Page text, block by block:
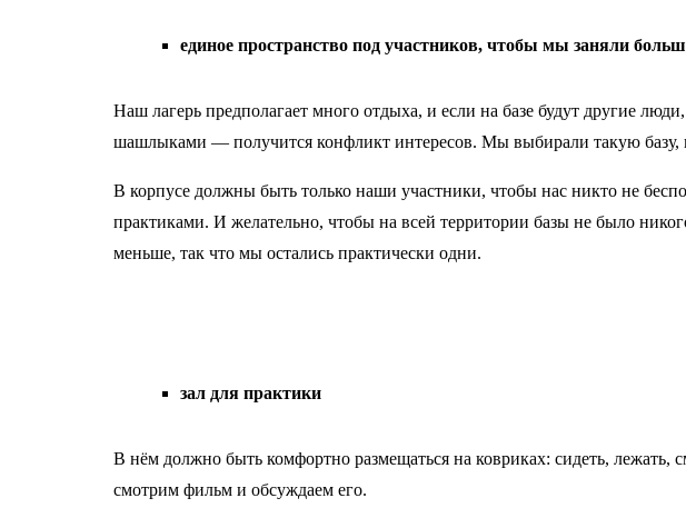
единое пространство под участников, чтобы мы заняли
Наш лагерь предполагает много отдыха, и если на базе будут другие
шашлыками — получится конфликт интересов. Мы выбирали такую базу,
В корпусе должны быть только наши участники, чтобы нас никто не
практиками. И желательно, чтобы на всей территории базы не было
меньше, так что мы остались практически одни.
зал для практики
В нём должно быть комфортно размещаться на ковриках: сидеть, лежать,
смотрим фильм и обсуждаем его.